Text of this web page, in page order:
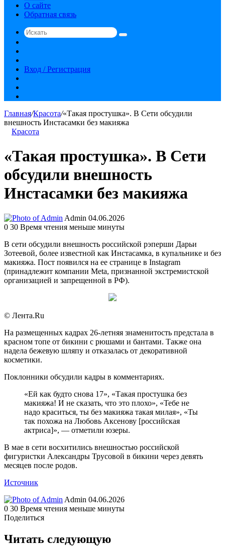
О сайте
Обратная связь
Искать
статья
Вход / Регистрация
Главная/Красота/«Такая простушка». В Cети обсудили
внешность Инстасамки без макияжа
Красота
«Такая простушка». В Cети
обсудили внешность
Инстасамки без макияжа
Admin Send
an
04.06.2026
0 30 Время чтения меньше минуты
В сети обсудили внешность российской рэперши Дарьи
Зотеевой, более известной как Инстасамка, в купальнике и без
макияжа. Пост появился на ее странице в Instagram
(принадлежит компании Meta, признанной экстремистской
организацией и запрещенной в РФ).
© Лента.Ru
На размещенных кадрах 26-летняя знаменитость предстала в
красном топе от бикини с рюшами и бантами. Также она
надела бежевую шляпу и отказалась от декоративной
косметики.
Поклонники обсудили кадры в комментариях.
«Ей как будто снова 17», «Такая простушка без
макияжа! И не сказать, что это плохо», «Тебе не
надо краситься, ты без макияжа такая милая», «Ты
так похожа на Любовь Аксенову [российская
актриса]», — отметили юзеры.
В мае в сети восхитились внешностью российской
фигуристки Александры Трусовой в бикини через девять
месяцев после родов.
Источник
Admin Send
an
04.06.2026
0 30 Время чтения меньше минуты
Поделиться
через
электронную
Читать следующую